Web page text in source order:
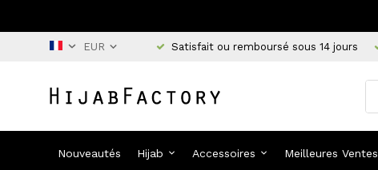
Satisfait ou remboursé sous 14 jours
Nouveautés Hijab Accessoires Meilleures Ventes